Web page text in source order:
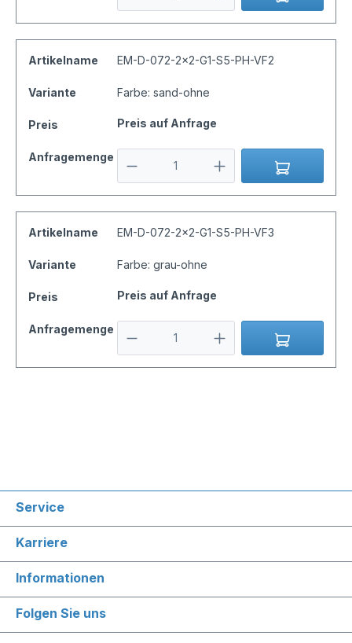
Artikelname EM-D-072-2x2-G1-S5-PH-VF2
Variante Farbe: sand-ohne
Preis Preis auf Anfrage
Anfragemenge
Artikelname EM-D-072-2x2-G1-S5-PH-VF3
Variante Farbe: grau-ohne
Preis Preis auf Anfrage
Anfragemenge
Service
Karriere
Informationen
Folgen Sie uns